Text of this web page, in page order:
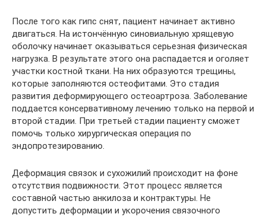
После того как гипс снят, пациент начинает активно
двигаться. На истончённую синовиальную хрящевую
оболочку начинает оказываться серьезная физическая
нагрузка. В результате этого она распадается и оголяет
участки костной ткани. На них образуются трещины,
которые заполняются остеофитами. Это стадия
развития деформирующего остеоартроза. Заболевание
поддается консервативному лечению только на первой и
второй стадии. При третьей стадии пациенту сможет
помочь только хирургическая операция по
эндопротезированию.
Деформация связок и сухожилий происходит на фоне
отсутствия подвижности. Этот процесс является
составной частью анкилоза и контрактуры. Не
допустить деформации и укорочения связочного